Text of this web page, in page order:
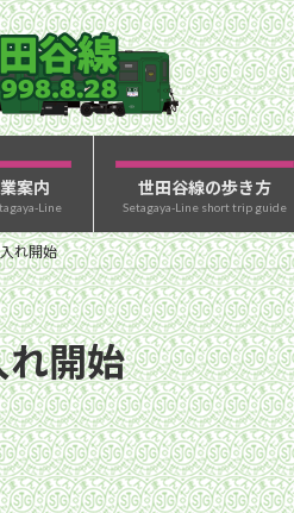
案内
Line
世田谷線の歩き方
Setagaya-Line short trip guide
れ開始
開始